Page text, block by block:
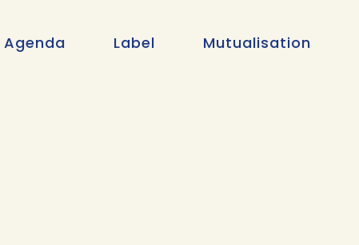
Agenda Label Mutualisation